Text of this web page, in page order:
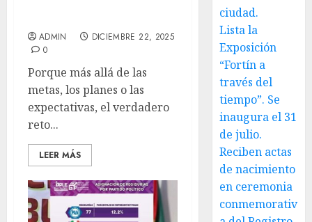
ADMIN
DICIEMBRE 22, 2025
0
Porque más allá de las
metas, los planes o las
expectativas, el verdadero
reto...
LEER MÁS
ciudad.
Lista la
Exposición
“Fortín a
través del
tiempo”. Se
inaugura el 31
de julio.
Reciben actas
de nacimiento
en ceremonia
conmemorativ